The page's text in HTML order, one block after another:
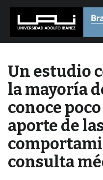
Un estudio
la mayoría
conoce
aporte de
consulta